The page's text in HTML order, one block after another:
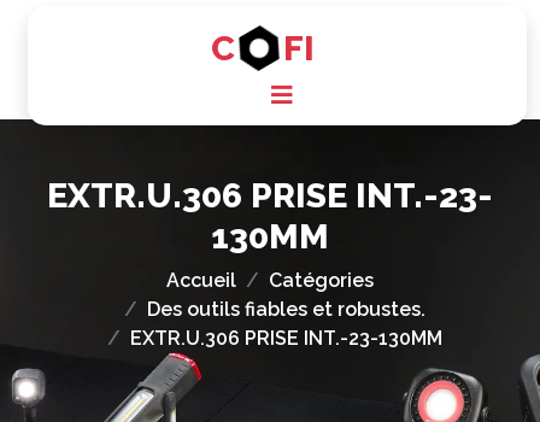
C FI
EXTR.U.306 PRISE INT.-23-
130MM
Accueil
Catégories
Des outils fiables et robustes.
EXTR.U.306 PRISE INT.-23-130MM